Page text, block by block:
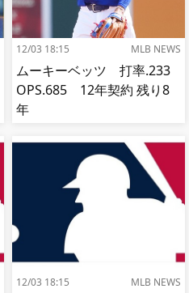
12/03 18:15 MLB NEWS
ムーキーベッツ 打率.233
OPS.685 12年契約 残り8
年
12/03 18:15 MLB NEWS